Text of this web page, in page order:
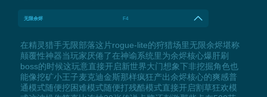
无限余烬 F4
在精灵猎手无限部落这片rogue-lite的狩猎场里无限余烬堪称
颠覆性神器当玩家厌倦了在神谕系统里为余烬核心爆肝刷
boss的时候这玩意直接开启新世界大门想象下非挖掘角色也
能像挖矿小王子麦克迪金斯那样疯狂产出余烬核心的爽感普
通模式随便挖困难模式随便打残酷模式直接开启割草狂欢模